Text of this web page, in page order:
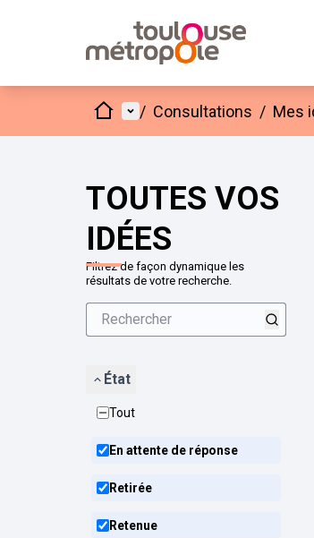
AccueilMenu principal
/ Consultations / Mes
TOUTES VOS
IDÉES
Filtrez de façon dynamique les
résultats de votre recherche.
État
Tout
En attente de réponse
Retirée
Retenue